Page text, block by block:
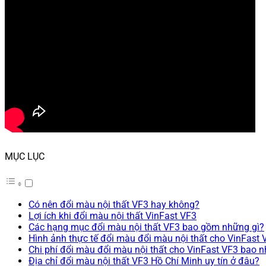
MỤC LỤC
Có nên đổi màu nội thất VF3 hay không?
Lợi ích khi đổi màu nội thất VinFast VF3
Các hạng mục đổi màu nội thất VF3 bao gồm những gì?
Hình ảnh thực tế đổi màu đổi màu nội thất cho VinFast
Chi phí đổi màu đổi màu nội thất cho VinFast VF3 bao
Địa chỉ đổi màu nội thất VF3 Hồ Chí Minh uy tín ở đâu?